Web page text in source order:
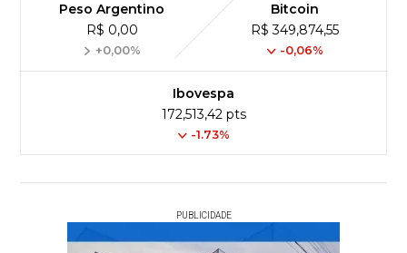
Peso Argentino
R$ 0,00
+0,00%
Bitcoin
R$ 349,874,55
-0,06%
Ibovespa
172,513,42 pts
-1.73%
PUBLICIDADE